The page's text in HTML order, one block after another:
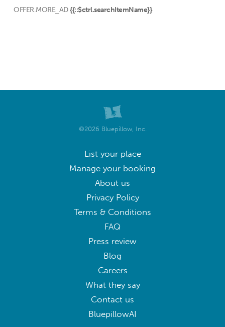
OFFER.MORE_AD {{::$ctrl.searchItemName}}
©2026 Bluepillow, Inc.
List your place
Manage your booking
About us
Privacy Policy
Terms & Conditions
FAQ
Press review
Blog
Careers
What they say
Contact us
BluepillowAI